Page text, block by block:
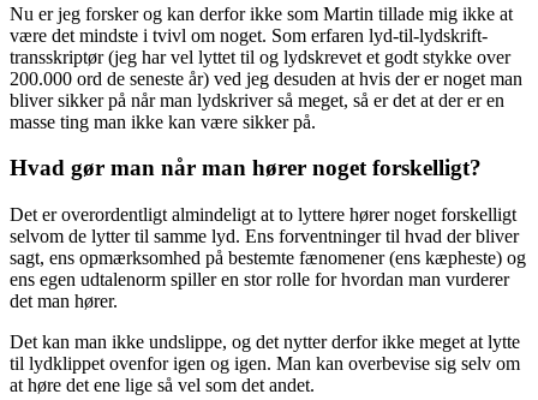
Nu er jeg forsker og kan derfor ikke som Martin tillade mig ikke at
være det mindste i tvivl om noget. Som erfaren lyd-til-lydskrift-
transskriptør (jeg har vel lyttet til og lydskrevet et godt stykke over
200.000 ord de seneste år) ved jeg desuden at hvis der er noget man
bliver sikker på når man lydskriver så meget, så er det at der er en
masse ting man ikke kan være sikker på.
Hvad gør man når man hører noget forskelligt?
Det er overordentligt almindeligt at to lyttere hører noget forskelligt
selvom de lytter til samme lyd. Ens forventninger til hvad der bliver
sagt, ens opmærksomhed på bestemte fænomener (ens kæpheste) og
ens egen udtalenorm spiller en stor rolle for hvordan man vurderer
det man hører.
Det kan man ikke undslippe, og det nytter derfor ikke meget at lytte
til lydklippet ovenfor igen og igen. Man kan overbevise sig selv om
at høre det ene lige så vel som det andet.